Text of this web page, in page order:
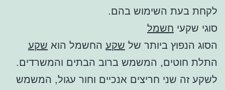
לקחת בעת השימוש בהם.
סוגי שקעי חשמל
הסוג הנפוץ ביותר של שקע החשמל הוא שקע
התלת חוטים, המשמש ברוב הבתים והמשרדים.
לשקע זה שני חריצים אנכיים וחור עגול, המשמש